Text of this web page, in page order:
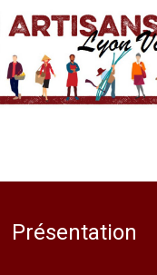
Présentation